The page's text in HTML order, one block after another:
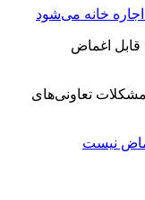
تعاونی‌های
نیست